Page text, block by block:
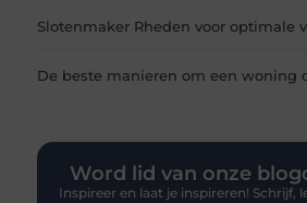
Slotenmaker Rheden voor optimale
De beste manieren om een woning
Word lid van onze
Inspireer en laat je inspireren! Schrijf,